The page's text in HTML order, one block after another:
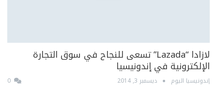
لازادا “Lazada” تسعى للنجاح في سوق التجارة
الإلكترونية في إندونيسيا
إندونيسيا اليوم ديسمبر 3, 2014